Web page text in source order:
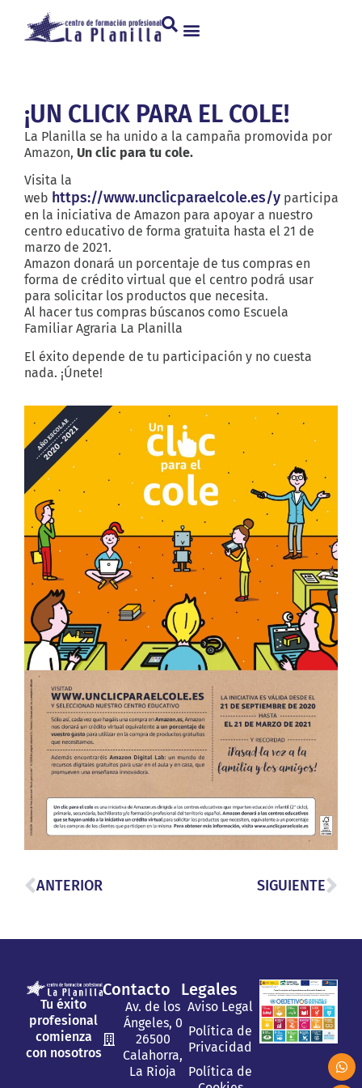
¡UN CLICK PARA EL COLE!
La Planilla se ha unido a la campaña promovida por
Amazon, Un clic para tu cole.
Visita la
web https://www.unclicparaelcole.es/y participa
en la iniciativa de Amazon para apoyar a nuestro
centro educativo de forma gratuita hasta el 21 de
marzo de 2021.
Amazon donará un porcentaje de tus compras en
forma de crédito virtual que el centro podrá usar
para solicitar los productos que necesita.
Al hacer tus compras búscanos como Escuela
Familiar Agraria La Planilla
El éxito depende de tu participación y no cuesta
nada. ¡Únete!
ANTERIOR SIGUIENTE
Tu éxito
profesional
comienza
con nosotros
Contacto
Av. de los
Ángeles, 0
26500
Calahorra,
La Rioja
Legales
Aviso Legal
Política de
Privacidad
Política de